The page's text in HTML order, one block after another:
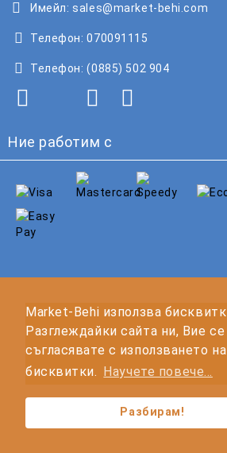
Market-Behi използва
Разглеждайки сайта ни, Вие се
съгласявате с използването на
бисквитки.
Научете повече...
Разбирам!
Имейл: sales@market-behi.com
Телефон: 070091115
Телефон: (0885) 502 904
Ние работим с
Нашият онлайн магазин е 100%
Моите лични